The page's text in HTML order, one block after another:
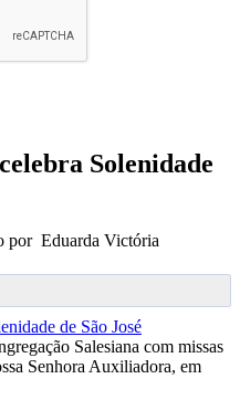
Solenidade
por Eduarda Victória
Salesiana com missas
Senhora Auxiliadora, em